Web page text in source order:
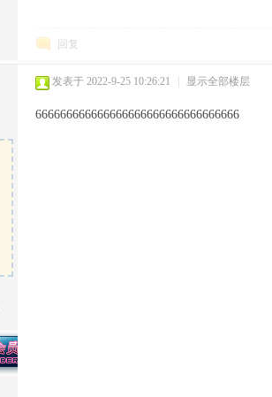
回复
发表于 2022-9-25 10:26:21 显示全部楼层
666666666666666666666666666666666